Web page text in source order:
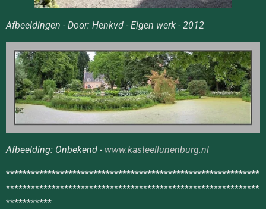
Afbeeldingen - Door: Henkvd - Eigen werk - 2012
Afbeelding: Onbekend - www.kasteellunenburg.nl
*************************************************************
*************************************************************
***********